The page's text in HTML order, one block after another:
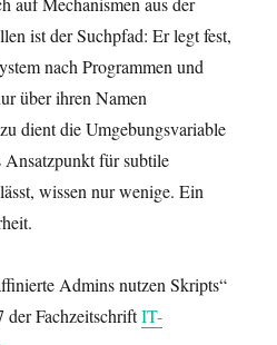
ist der Suchpfad: Er legt fest,
nach Programmen und
über ihren Namen
dient die Umgebungsvariable
Ansatzpunkt für subtile
wissen nur wenige. Ein
Admins nutzen Skripts“
der FachzeitschriftIT-